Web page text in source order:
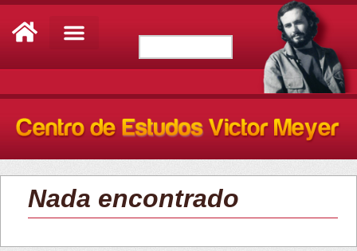
Nada encontrado